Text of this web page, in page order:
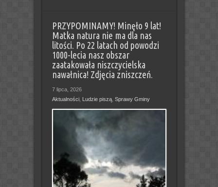
PRZYPOMINAMY! Minęło 9 lat!
Matka natura nie ma dla nas
litości. Po 22 latach od powodzi
1000-lecia nasz obszar
zaatakowała niszczycielska
nawałnica! Zdjęcia zniszczeń.
7 lipca, 2026
Aktualności, Ludzie piszą, Sprawy Gminy